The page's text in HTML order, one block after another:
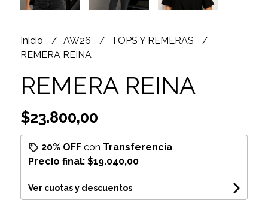
Inicio AW26
TOPS Y REMERAS
REMERA REINA
REMERA REINA
$23.800,00
20% OFFcon Transferencia
Precio final: $19.040,00
Ver cuotas y descuentos